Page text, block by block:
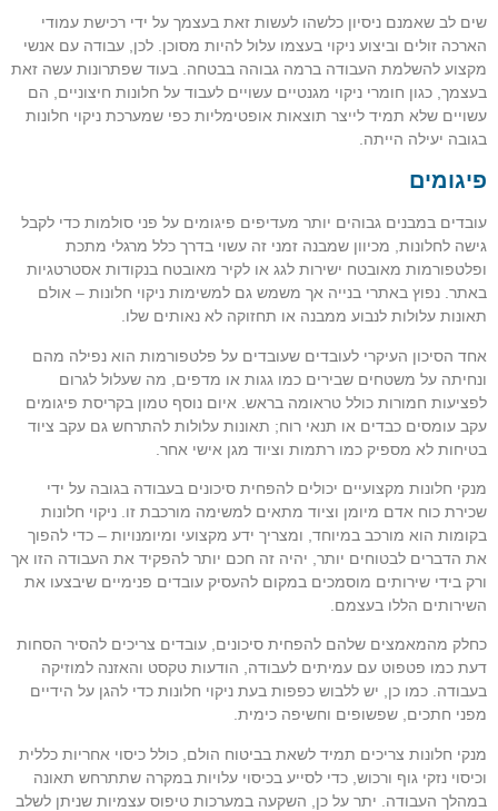
שים לב שאמנם ניסיון כלשהו לעשות זאת בעצמך על ידי רכישת עמודי
הארכה זולים וביצוע ניקוי בעצמו עלול להיות מסוכן. לכן, עבודה עם אנשי
מקצוע להשלמת העבודה ברמה גבוהה בבטחה. בעוד שפתרונות עשה זאת
בעצמך, כגון חומרי ניקוי מגנטיים עשויים לעבוד על חלונות חיצוניים, הם
עשויים שלא תמיד לייצר תוצאות אופטימליות כפי שמערכת ניקוי חלונות
בגובה יעילה הייתה.
פיגומים
עובדים במבנים גבוהים יותר מעדיפים פיגומים על פני סולמות כדי לקבל
גישה לחלונות, מכיוון שמבנה זמני זה עשוי בדרך כלל מרגלי מתכת
ופלטפורמות מאובטח ישירות לגג או לקיר מאובטח בנקודות אסטרטגיות
באתר. נפוץ באתרי בנייה אך משמש גם למשימות ניקוי חלונות – אולם
תאונות עלולות לנבוע ממבנה או תחזוקה לא נאותים שלו.
אחד הסיכון העיקרי לעובדים שעובדים על פלטפורמות הוא נפילה מהם
ונחיתה על משטחים שבירים כמו גגות או מדפים, מה שעלול לגרום
לפציעות חמורות כולל טראומה בראש. איום נוסף טמון בקריסת פיגומים
עקב עומסים כבדים או תנאי רוח; תאונות עלולות להתרחש גם עקב ציוד
בטיחות לא מספיק כמו רתמות וציוד מגן אישי אחר.
מנקי חלונות מקצועיים יכולים להפחית סיכונים בעבודה בגובה על ידי
שכירת כוח אדם מיומן וציוד מתאים למשימה מורכבת זו. ניקוי חלונות
בקומות הוא מורכב במיוחד, ומצריך ידע מקצועי ומיומנויות – כדי להפוך
את הדברים לבטוחים יותר, יהיה זה חכם יותר להפקיד את העבודה הזו אך
ורק בידי שירותים מוסמכים במקום להעסיק עובדים פנימיים שיבצעו את
השירותים הללו בעצמם.
כחלק מהמאמצים שלהם להפחית סיכונים, עובדים צריכים להסיר הסחות
דעת כמו פטפוט עם עמיתים לעבודה, הודעות טקסט והאזנה למוזיקה
בעבודה. כמו כן, יש ללבוש כפפות בעת ניקוי חלונות כדי להגן על הידיים
מפני חתכים, שפשופים וחשיפה כימית.
מנקי חלונות צריכים תמיד לשאת בביטוח הולם, כולל כיסוי אחריות כללית
וכיסוי נזקי גוף ורכוש, כדי לסייע בכיסוי עלויות במקרה שתתרחש תאונה
במהלך העבודה. יתר על כן, השקעה במערכות טיפוס עצמיות שניתן לשלב